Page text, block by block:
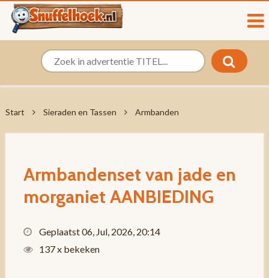
Start Sieraden en Tassen Armbanden
Armbandenset van jade en
morganiet AANBIEDING
Geplaatst 06, Jul, 2026, 20:14
137 x bekeken